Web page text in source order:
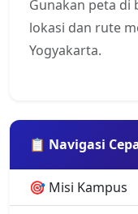
Gunakan peta di
lokasi dan rute
Yogyakarta.
📋 Navigasi
🎯 Misi Kampus